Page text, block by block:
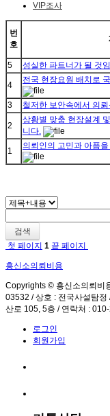
VIP조사
번
호
5
성실한 파트너가 될 것
4
전국 현장요원 배치로
3 철저한 보안속에서 의
2
상황별 맞춤 현장설계
니다.
1
의뢰인의 고민과 아픔
검색
첫 페이지 1 끝 페이지
흥신소의뢰비용
Copyrights © 흥신소의뢰비
03532 / 상호 : 전국사설탐정
산로 105, 5층 / 연락처 :
로그인
회원가입